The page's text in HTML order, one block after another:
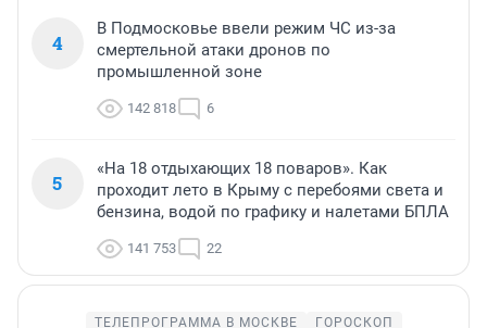
4
В Подмосковье ввели режим ЧС из-за
смертельной атаки дронов по
промышленной зоне
142 818 6
5
«На 18 отдыхающих 18 поваров». Как
проходит лето в Крыму с перебоями света и
бензина, водой по графику и налетами БПЛА
141 753 22
ТЕЛЕПРОГРАММА В МОСКВЕ
ГОРОСКОП